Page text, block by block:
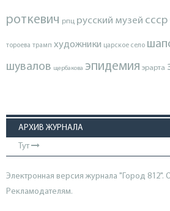
роткевич рпц русский музей ссср
тороева трамп художники царское село
шувалов щербакова эпидемия эрарта
АРХИВ ЖУРНАЛА
Тут
Электронная версия журнала "Город 812".
Рекламодателям.